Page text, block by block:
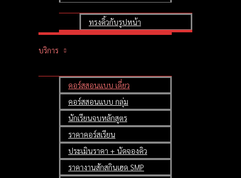
ทรงคิ้วกับรูปหน้า
บริการ
คอร์สสอนแบบ เดี่ยว
คอร์สสอนแบบ กลุ่ม
นักเรียนจบหลักสูตร
ราคาคอร์สเรียน
ประเมินราคา + นัดจองคิว
ราคางานสักสกินเฮด SMP